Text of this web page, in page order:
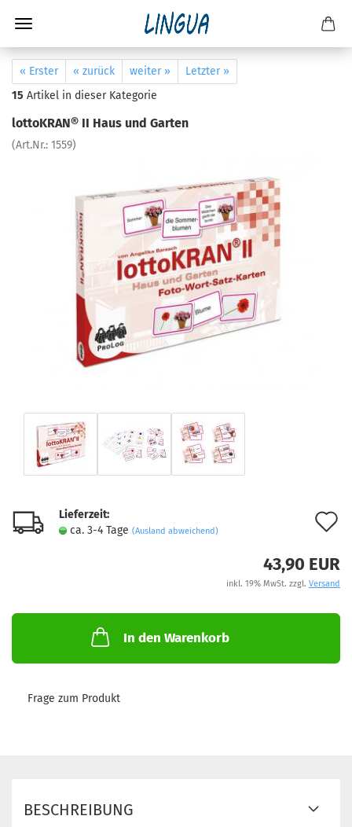
« Erster « zurück weiter »
Letzter »
15 Artikel in dieser Kategorie
lottoKRAN® II Haus und Garten
(Art.Nr.: 1559)
Lieferzeit:
ca. 3-4 Tage (Ausland abweichend)
43,90 EUR
inkl. 19% MwSt. zzgl. Versand
In den Warenkorb
Frage zum Produkt
BESCHREIBUNG